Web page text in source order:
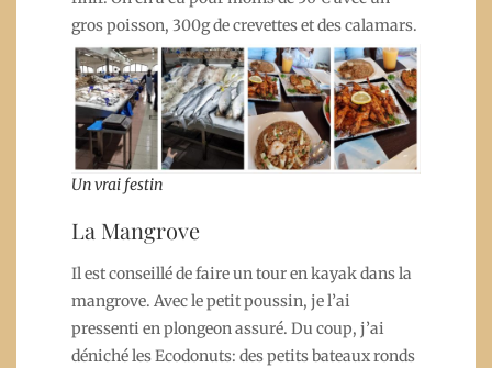
gros poisson, 300g de crevettes et des calamars.
Un vrai festin
La Mangrove
Il est conseillé de faire un tour en kayak dans la
mangrove. Avec le petit poussin, je l’ai
pressenti en plongeon assuré. Du coup, j’ai
déniché les Ecodonuts: des petits bateaux ronds